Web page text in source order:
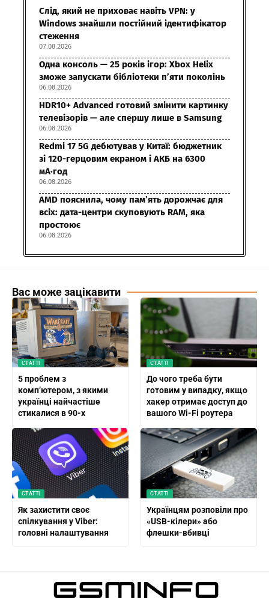
Слід, який не приховає навіть VPN: у
Windows знайшли постійний ідентифікатор
стеження
07.08.2026
Одна консоль — 25 років ігор: Xbox Helix
зможе запускати бібліотеки п’яти поколінь
06.08.2026
HDR10+ Advanced готовий змінити картинку
телевізорів — але спершу лише в Samsung
06.08.2026
Redmi 17 5G дебютував у Китаї: бюджетник
зі 120-герцовим екраном і АКБ на 6300
мА·год
06.08.2026
AMD пояснила, чому пам’ять дорожчає для
всіх: дата-центри скуповують RAM, яка
простоює
06.08.2026
Вас може зацікавити
СТАТТІ
5 проблем з
комп’ютером, з якими
українці найчастіше
стикалися в 90-х
СТАТТІ
До чого треба бути
готовим у випадку, якщо
хакер отримає доступ до
вашого Wi-Fi роутера
СТАТТІ
Як захистити своє
спілкування у Viber:
головні налаштування
СТАТТІ
Українцям розповіли про
«USB-кілери» або
флешки-вбивці